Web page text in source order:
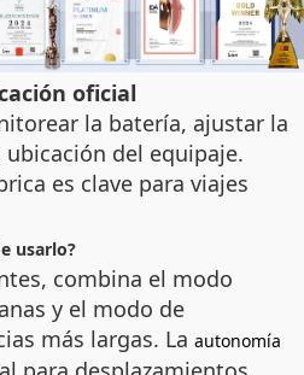
oficial
la batería, ajustar la
del equipaje.
es clave para viajes
usarlo?
combina el modo
y el modo de
más largas. La autonomía